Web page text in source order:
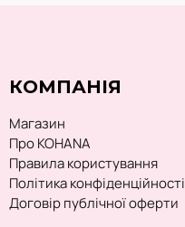
КОМПАНІЯ
Магазин
Про KOHANA
Правила користування
Політика конфіденційності
Договір публічної оферти